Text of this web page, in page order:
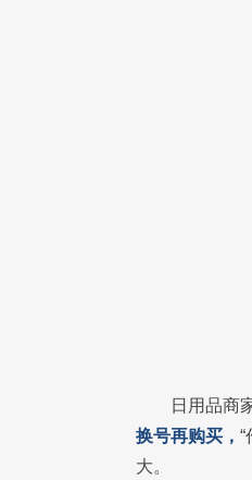
日用品商
换号再购买，
大。